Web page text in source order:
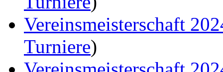
Vereinsmeisterschaft
Turniere)